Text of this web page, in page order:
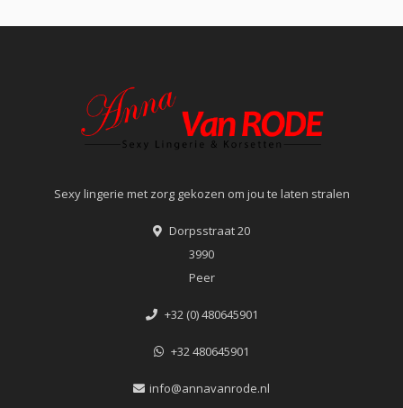
Sexy lingerie met zorg gekozen om jou te laten stralen
Dorpsstraat 20
3990
Peer
+32 (0) 480645901
+32 480645901
info@annavanrode.nl